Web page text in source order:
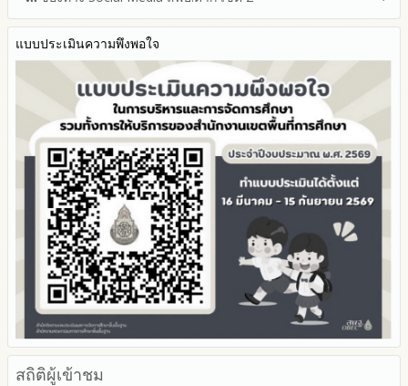
รายงานผลการดำเนินงานประจำปี
รายงานผลปี 2568
รายงานผลปี 2567
รายงานผลปี 2566
รายงานผลปี 2565
รายงานผลปี 2564
คู่มือหรือแนวทางการปฏิบัติงานของเจ้าหน้าที่
คู่มือหรือแนวทางการขอรับบริการสำหรับผู้รับบริการหรือผู้มา
ติดต่อ
ระบบการให้บริการผ่านช่องทางออนไลน์ (E-Service)
My Office
My School
SL-WEB
BRSS
ACC Tak2
ข้อมูลสถิติการให้บริการ
ปีงบประมาณ
รายงานผลการดำเนินการตามแผนบริหารจัดการความเสี่ยงการ
ทุจริตของสำนักงานเขตพื้นที่การศึกษา ประจำงบประมาณ
2568
2567
2566
2565
2564
รายงานผลการดำเนินการป้องกันการทุจริตประจำปี
2568
2567
2566
2565
2564
2563
รายงานการกำกับติดตาม
มาตรการส่งเสริมคุณธรรมและความโปร่งใสภายใน สพท.
การนำผลการประเมิน ITA ไปสู่การพัฒนาองค์กร
รายงานผลการดำเนินการเพื่อส่งเสริมคุณธรรมและความโปร่งใส
ภายใน สพท. ประจำปีงบประมาณ
มาตรการส่งเสริมความโปร่งใสในการจัดซื้อจัดจ้าง
มาตราการจัดการเรื่องร้องเรียนการทุจริต
มาตรการป้องกันการรับสินบน
มาตรการป้องกันการขัดกันระหว่างผลประโยชน์ส่วนตนกับส่วนรวม
มาตรการตรวจสอบการใช้ดุลพินิจ
มาตราการให้ผู้มีส่วนได้ส่วนเสียมีส่วนร่วม
Q&A / ชมเชย / เสนอแนะ
Facebook เพจ สพป.ตาก 2
Youtube ช่อง สพป.ตาก เขต 2
Youtube เรื่องเล่าข่าวตาก 2
แบบประเมินความพึงพอใจ
สถิติผู้เข้าชม